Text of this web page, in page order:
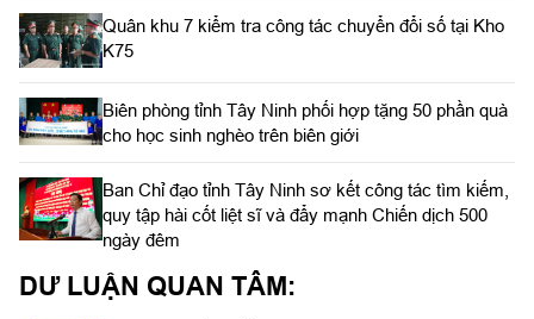
Quân khu 7 kiểm tra công tác chuyển đổi số tại Kho
K75
Biên phòng tỉnh Tây Ninh phối hợp tặng 50 phần quà
cho học sinh nghèo trên biên giới
Ban Chỉ đạo tỉnh Tây Ninh sơ kết công tác tìm kiếm,
quy tập hài cốt liệt sĩ và đẩy mạnh Chiến dịch 500
ngày đêm
DƯ LUẬN QUAN TÂM: